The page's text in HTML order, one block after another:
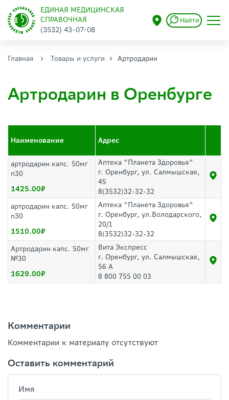
ЕДИНАЯ МЕДИЦИНСКАЯ
СПРАВОЧНАЯ
(3532) 43-07-08
Найти
Главная Товары и услуги Артродарин
Артродарин в Оренбурге
Наименование Адрес
артродарин капс. 50мг
n30
1425.00
Аптека "Планета Здоровья"
г. Оренбург, ул. Салмышская,
45
8(3532)32-32-32
артродарин капс. 50мг
n30
1510.00
Аптека "Планета Здоровья"
г. Оренбург, ул.Володарского,
20/1
8(3532)32-32-32
Артродарин капс. 50мг
№30
1629.00
Вита Экспресс
г. Оренбург, ул. Салмышская,
56 А
8 800 755 00 03
Комментарии
Комментарии к материалу отсутствуют
Оставить комментарий
Имя